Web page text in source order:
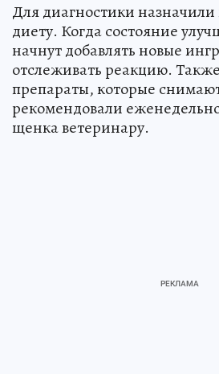
Для диагностики
диету. Когда состояние
начнут добавлять новые
отслеживать реакцию.
препараты, которые
рекомендовали
щенка ветеринару.